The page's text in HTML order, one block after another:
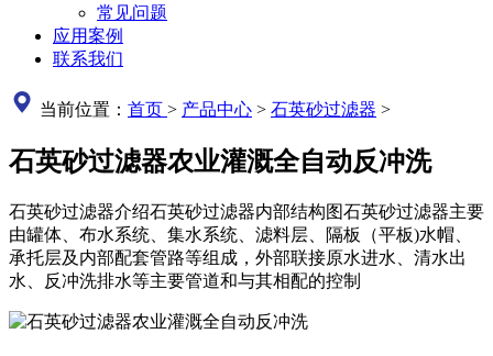
常见问题
应用案例
联系我们
当前位置： 首页 > 产品中心 > 石英砂过滤器 >
石英砂过滤器农业灌溉全自动反冲洗
石英砂过滤器介绍石英砂过滤器内部结构图石英砂过滤器主要
由罐体、布水系统、集水系统、滤料层、隔板（平板)水帽、
承托层及内部配套管路等组成，外部联接原水进水、清水出
水、反冲洗排水等主要管道和与其相配的控制